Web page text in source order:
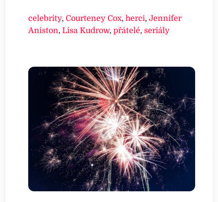
celebrity,Courteney Cox,herci,Jennifer
Aniston,Lisa Kudrow,přátelé,seriály